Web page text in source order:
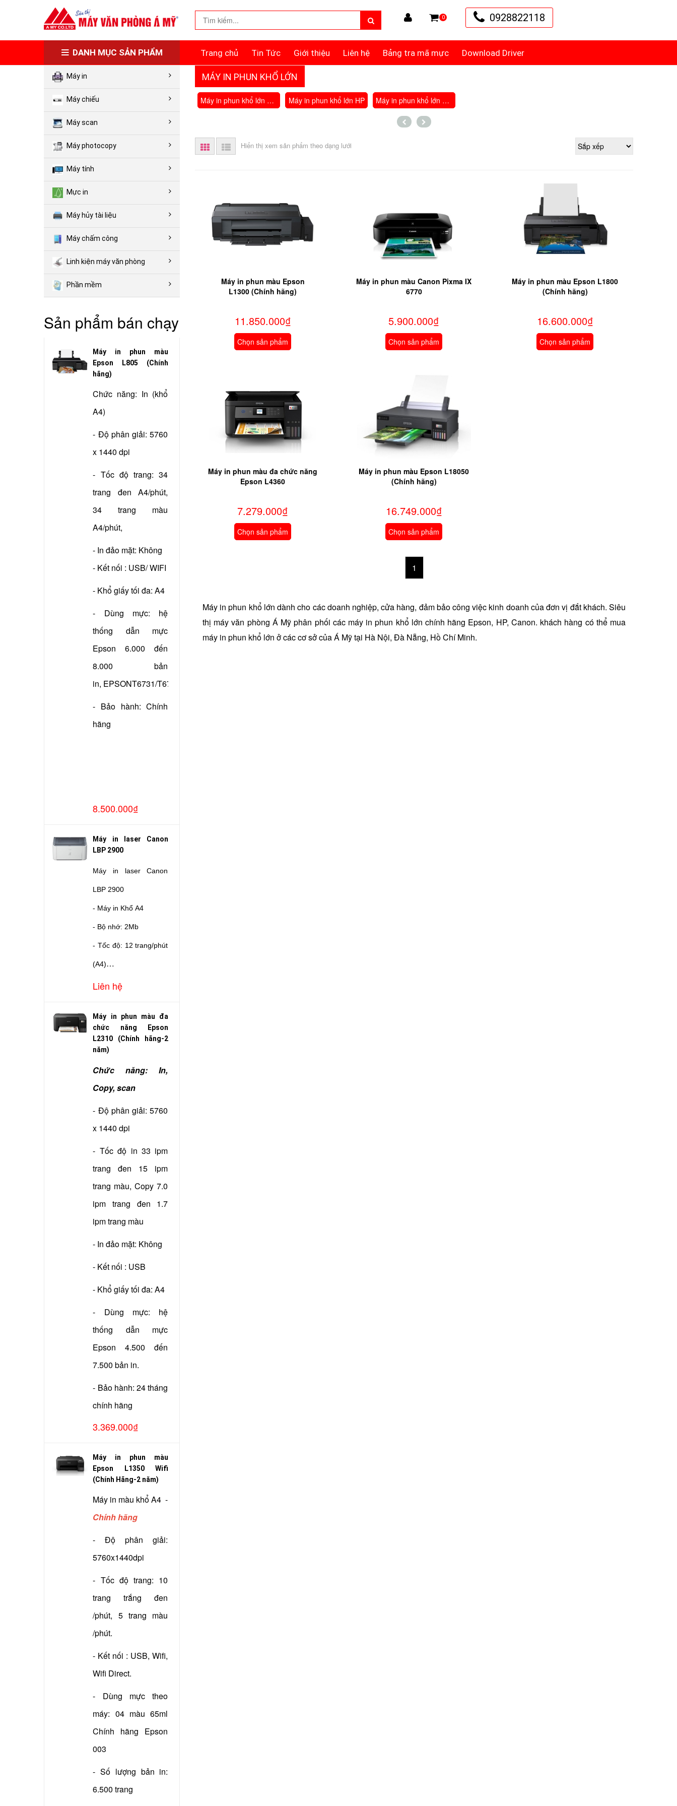
0 0928822118
DANH MỤC SẢN PHẨM Trang chủ Tin Tức Giới thiệu Liên hệ Bảng tra mã mực Download Driver
Máy in
Máy chiếu
Máy scan
Máy photocopy
Máy tính
Mực in
Máy hủy tài liệu
Máy chấm công
Linh kiện máy văn phòng
Phần mềm
Sản phẩm bán chạy
Máy in phun màu
Epson L805 (Chính
hãng)
Chức năng: In (khổ
A4)
- Độ phân giải: 5760
x 1440 dpi
- Tốc độ trang: 34
trang đen A4/phút,
34 trang màu
A4/phút,
- In đảo mặt: Không
- Kết nối : USB/ WIFI
- Khổ giấy tối đa: A4
- Dùng mực: hệ
thống dẫn mực
Epson 6.000 đến
8.000 bản
in, EPSONT6731/T6732/T6733/T6734/T6735/T6736
- Bảo hành: Chính
hãng
8.500.000₫
Máy in laser Canon
LBP 2900
Máy in laser Canon
LBP 2900
- Máy in Khổ A4
- Bộ nhớ: 2Mb
- Tốc độ: 12 trang/phút
(A4)
- In đảo mặt : Không
600 dpi
- Cổng giao tiếp: USB
EP303
- Kết nối: USB
- Bảo hành: Hãng LBM
- Xuất xứ: China
Liên hệ
Máy in phun màu đa
chức năng Epson
L2310 (Chính hãng-2
năm)
Chức năng: In,
Copy, scan
- Độ phân giải: 5760
x 1440 dpi
- Tốc độ in 33 ipm
trang đen 15 ipm
trang màu, Copy 7.0
ipm trang đen 1.7
ipm trang màu
- In đảo mặt: Không
- Kết nối : USB
- Khổ giấy tối đa: A4
- Dùng mực: hệ
thống dẫn mực
Epson 4.500 đến
7.500 bản in.
- Bảo hành: 24 tháng
chính hãng
3.369.000₫
Máy in phun màu
Epson L1350 Wifi
(Chính Hãng-2 năm)
Máy in màu khổ A4 -
Chính hãng
- Độ phân giải:
5760x1440dpi
- Tốc độ trang: 10
trang trắng đen
/phút, 5 trang màu
/phút.
- Kết nối : USB, Wifi,
Wifi Direct.
- Dùng mực theo
máy: 04 màu 65ml
Chính hãng Epson
003
- Số lượng bản in:
6.500 trang
MÁY IN PHUN KHỔ LỚN
Máy in phun khổ lớn Epson Máy in phun khổ lớn HP Máy in phun khổ lớn Canon
Hiển thị xem sản phẩm theo dạng lưới
Máy in phun màu Epson
L1300 (Chính hãng)
11.850.000₫
Chọn sản phẩm
Máy in phun màu Canon Pixma IX
6770
5.900.000₫
Chọn sản phẩm
Máy in phun màu Epson L1800
(Chính hãng)
16.600.000₫
Chọn sản phẩm
Máy in phun màu đa chức năng
Epson L4360
7.279.000₫
Chọn sản phẩm
Máy in phun màu Epson L18050
(Chính hãng)
16.749.000₫
Chọn sản phẩm
1
Máy in phun khổ lớn dành cho các doanh nghiệp, cửa hàng, đảm bảo công việc kinh doanh của đơn vị đắt khách. Siêu
thị máy văn phòng Á Mỹ phân phối các máy in phun khổ lớn chính hãng Epson, HP, Canon. khách hàng có thể mua
máy in phun khổ lớn ở các cơ sở của Á Mỹ tại Hà Nội, Đà Nẵng, Hồ Chí Minh.